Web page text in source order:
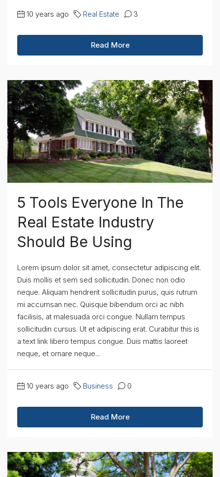
10 years ago Real Estate 3
Read More
5 Tools Everyone In The
Real Estate Industry
Should Be Using
Lorem ipsum dolor sit amet, consectetur adipiscing elit.
Duis mollis et sem sed sollicitudin. Donec non odio
neque. Aliquam hendrerit sollicitudin purus, quis rutrum
mi accumsan nec. Quisque bibendum orci ac nibh
facilisis, at malesuada orci congue. Nullam tempus
sollicitudin cursus. Ut et adipiscing erat. Curabitur this is
a text link libero tempus congue. Duis mattis laoreet
neque, et ornare neque...
10 years ago Business 0
Read More